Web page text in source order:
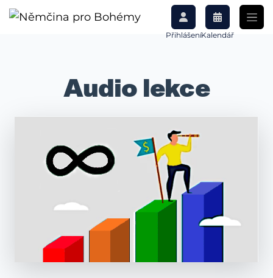
PřihlášeníKalendář
Audio lekce